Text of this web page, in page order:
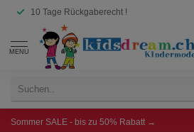
10 Tage Rückgaberecht !
MENU
Sommer SALE - bis zu 50% Rabatt →